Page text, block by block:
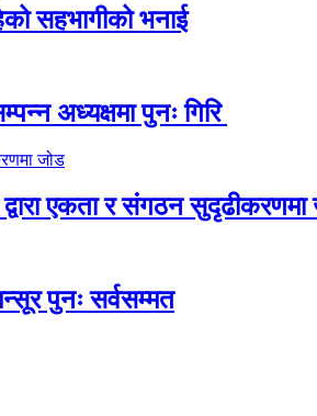
सहभागीको भनाई
अध्यक्षमा पुनः गिरि
द्वारा एकता र संगठन
पुनः सर्वसम्मत